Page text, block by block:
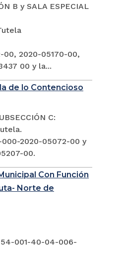
B y SALA ESPECIAL
00, 2020-05170-00,
00 y la...
de lo Contencioso
C:
000-2020-05072-00 y
00.
Con Función
Norte de
54-001-40-04-006-